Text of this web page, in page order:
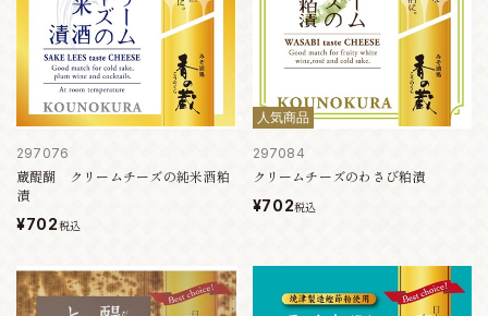
297076
蔵醍醐 クリームチーズの純米酒粕
漬
¥702税込
人気商品
297084
クリームチーズのわさび粕漬
¥702税込